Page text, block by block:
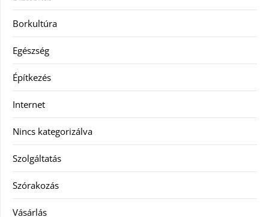
Borkultúra
Egészség
Építkezés
Internet
Nincs kategorizálva
Szolgáltatás
Szórakozás
Vásárlás